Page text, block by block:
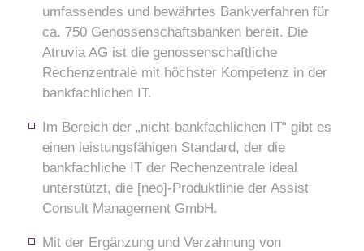
umfassendes und bewährtes Bankverfahren für
ca. 750 Genossenschaftsbanken bereit. Die
Atruvia AG ist die genossenschaftliche
Rechenzentrale mit höchster Kompetenz in der
bankfachlichen IT.
Im Bereich der „nicht-bankfachlichen IT“ gibt es
einen leistungsfähigen Standard, der die
bankfachliche IT der Rechenzentrale ideal
unterstützt, die [neo]-Produktlinie der Assist
Consult Management GmbH.
Mit der Ergänzung und Verzahnung von